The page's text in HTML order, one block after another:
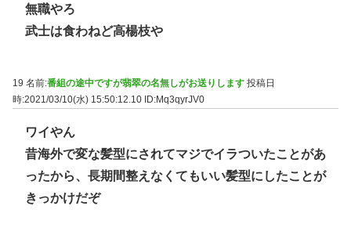
無職やろ
武士は食わねど高楊枝や
19 名前:番組の途中ですが翡翠の名無しがお送りします 投稿日
時:2021/03/10(水) 15:50:12.10 ID:Mq3qyrJV0
ワイやん
昔海外で変な髪型にされてマジでイラついたことがあ
ったから、長期間整えなくてもいい髪型にしたことが
きっかけだぞ